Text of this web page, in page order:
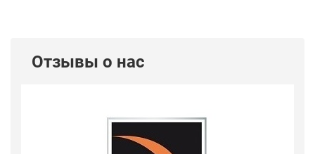
Отзывы о нас